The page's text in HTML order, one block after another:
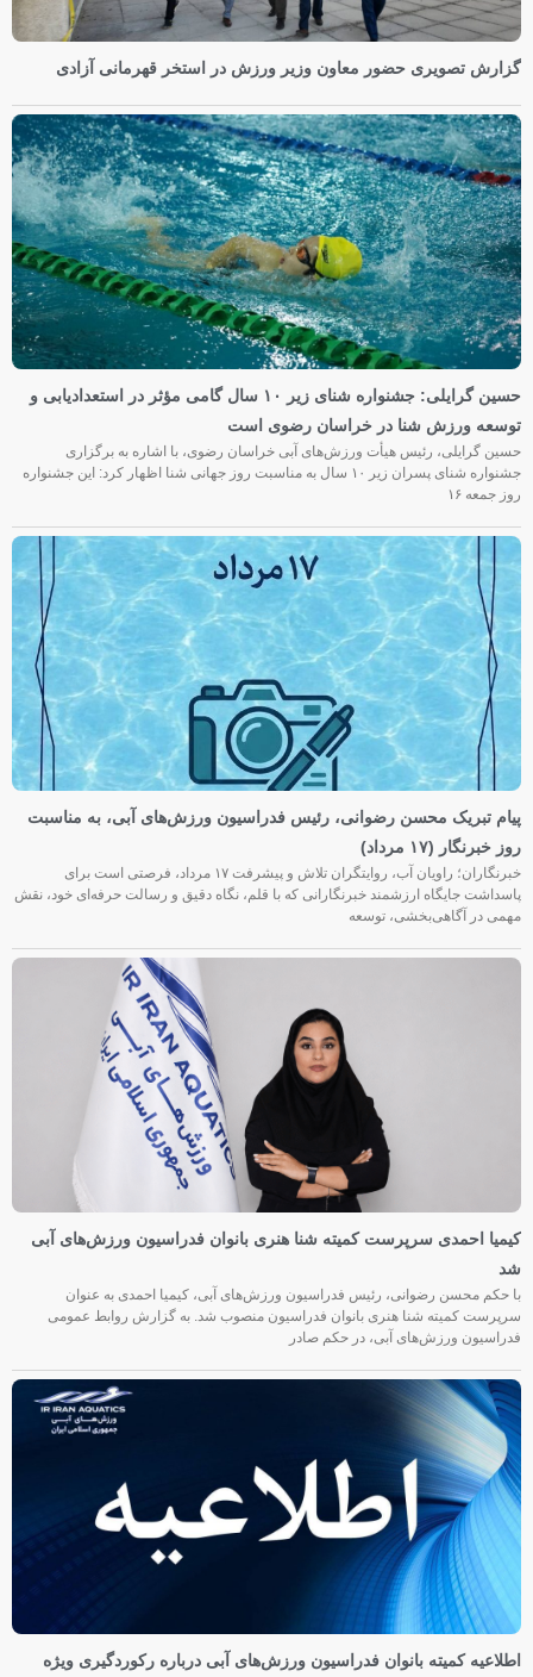
گزارش تصویری حضور معاون وزیر ورزش در استخر قهرمانی آزادی
حسین گرایلی: جشنواره شنای زیر ۱۰ سال گامی مؤثر در استعدادیابی و
توسعه ورزش شنا در خراسان رضوی است
حسین گرایلی، رئیس هیأت ورزش‌های آبی خراسان رضوی، با اشاره به برگزاری
جشنواره شنای پسران زیر ۱۰ سال به مناسبت روز جهانی شنا اظهار کرد: این جشنواره
روز جمعه‌ ۱۶
پیام تبریک محسن رضوانی، رئیس فدراسیون ورزش‌های آبی، به مناسبت
روز خبرنگار (۱۷ مرداد)
خبرنگاران؛ راویان آب، روایتگران تلاش و پیشرفت ۱۷ مرداد، فرصتی است برای
پاسداشت جایگاه ارزشمند خبرنگارانی که با قلم، نگاه دقیق و رسالت حرفه‌ای خود، نقش
مهمی در آگاهی‌بخشی، توسعه
کیمیا احمدی سرپرست کمیته شنا هنری بانوان فدراسیون ورزش‌های آبی
شد
با حکم محسن رضوانی، رئیس فدراسیون ورزش‌های آبی، کیمیا احمدی به عنوان
سرپرست کمیته شنا هنری بانوان فدراسیون منصوب شد. به گزارش روابط عمومی
فدراسیون ورزش‌های آبی، در حکم صادر
اطلاعیه کمیته بانوان فدراسیون ورزش‌های آبی درباره رکوردگیری ویژه